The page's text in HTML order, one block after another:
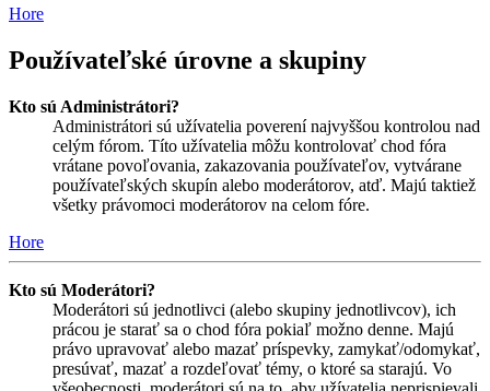
Hore
Používateľské úrovne a skupiny
Kto sú Administrátori?
Administrátori sú užívatelia poverení najvyššou kontrolou nad
celým fórom. Títo užívatelia môžu kontrolovať chod fóra
vrátane povoľovania, zakazovania používateľov, vytvárane
používateľských skupín alebo moderátorov, atď. Majú taktiež
všetky právomoci moderátorov na celom fóre.
Hore
Kto sú Moderátori?
Moderátori sú jednotlivci (alebo skupiny jednotlivcov), ich
prácou je starať sa o chod fóra pokiaľ možno denne. Majú
právo upravovať alebo mazať príspevky, zamykať/odomykať,
presúvať, mazať a rozdeľovať témy, o ktoré sa starajú. Vo